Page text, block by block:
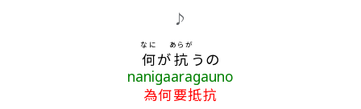
♪
何
なに
が抗
あらが
うの
nanigaaragauno
為何要抵抗